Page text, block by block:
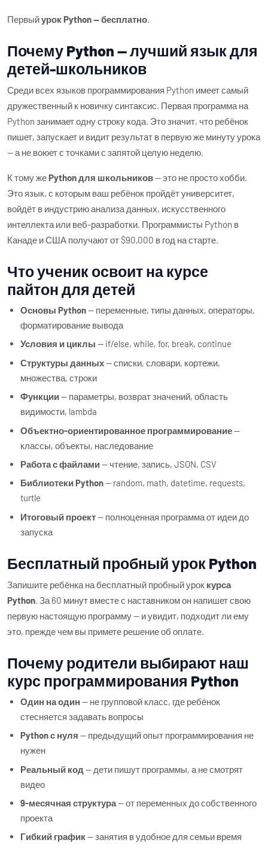
Первыйурок Python — бесплатно.
Почему Python — лучший язык для
детей-школьников
Среди всех языков программирования Python имеет самый
дружественный к новичку синтаксис. Первая программа на
Python занимает одну строку кода. Это значит, что ребёнок
пишет, запускает и видит результат в первую же минуту урока
— а не воюет с точками с запятой целую неделю.
К тому жеPython для школьников— это не просто хобби.
Это язык, с которым ваш ребёнок пройдёт университет,
войдёт в индустрию анализа данных, искусственного
интеллекта или веб-разработки. Программисты Python в
Канаде и США получают от $90,000 в год на старте.
Что ученик освоит на курсе
пайтон для детей
Основы Python— переменные, типы данных, операторы,
форматирование вывода
Условия и циклы — if/else, while, for, break, continue
Структуры данных— списки, словари, кортежи,
множества, строки
Функции— параметры, возврат значений, область
видимости, lambda
Объектно-ориентированное программирование—
классы, объекты, наследование
Работа с файлами— чтение, запись, JSON, CSV
Библиотеки Python— random, math, datetime, requests,
turtle
Итоговый проект— полноценная программа от идеи до
запуска
Бесплатный пробный урок Python
Запишите ребёнка на бесплатный пробный урок курса
Python. За 60 минут вместе с наставником он напишет свою
первую настоящую программу — и увидит, подходит ли ему
это, прежде чем вы примете решение об оплате.
Почему родители выбирают наш
курс программирования Python
Один на один — не групповой класс, где ребёнок
стесняется задавать вопросы
Python с нуля — предыдущий опыт программирования не
нужен
Реальный код — дети пишут программы, а не смотрят
видео
9-месячная структура— от переменных до собственного
проекта
Гибкий график— занятия в удобное для семьи время